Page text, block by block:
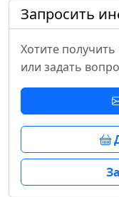
Запросить
Хотите
или задать